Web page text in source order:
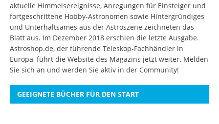
aktuelle Himmelsereignisse, Anregungen für Einsteiger und
fortgeschrittene Hobby-Astronomen sowie Hintergründiges
und Unterhaltsames aus der Astroszene zeichneten das
Blatt aus. Im Dezember 2018 erschien die letzte Ausgabe.
Astroshop.de, der führende Teleskop-Fachhändler in
Europa, führt die Website des Magazins jetzt weiter. Melden
Sie sich an und werden Sie aktiv in der Community!
GEEIGNETE BÜCHER FÜR DEN START